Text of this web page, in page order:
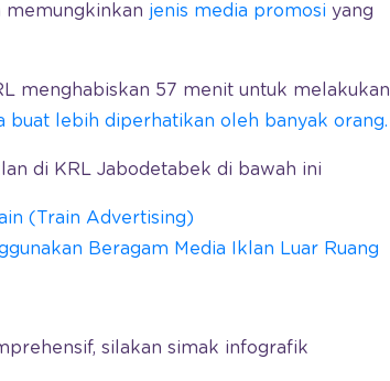
memungkinkan jenis media promosi yang
menghabiskan 57 menit untuk melakukan
buat lebih diperhatikan oleh banyak orang.
di KRL Jabodetabek di bawah ini
(Train Advertising)
Beragam Media Iklan Luar Ruang
silakan simak infografik